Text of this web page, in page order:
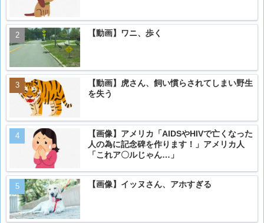
【動画】ワニ、歩く
【動画】虎さん、飼い慣らされてしまい野生
を失う
【画像】アメリカ「AIDSやHIVで亡くなった
人の為に記念碑を作ります！」アメリカ人
「これア〇ルじゃん…」
【画像】イッヌさん、アホすぎる